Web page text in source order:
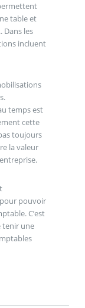
table et
Dans les
incluent
temps est
cette
toujours
la valeur
pouvoir
C’est
tenir une